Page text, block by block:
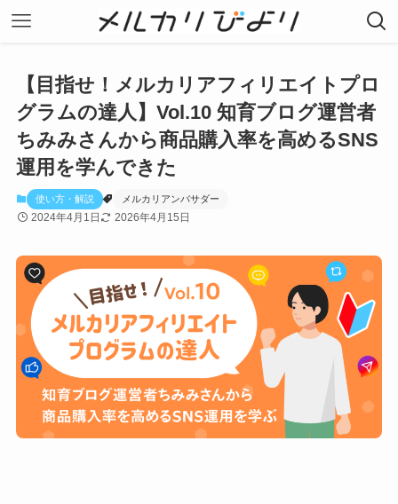
【目指せ！メルカリアフィリエイトプロ
グラムの達人】Vol.10 知育ブログ運営者
ちみみさんから商品購入率を高めるSNS
運用を学んできた
使い方・解説 メルカリアンバサダー
2024年4月1日 2026年4月15日